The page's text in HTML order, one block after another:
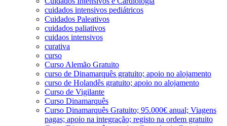
cuidados intensivos pediátricos
Cuidados Paleativos
cuidados paliativos
cuidaos intensivos
curativa
curso
Curso Alemão Gratuito
curso de Dinamarquês gratuito; apoio no alojamento
curso de Holandês gratuito; apoio no alojamento
Curso de Vigilante
Curso Dinamarquês
Curso Dinamarquês Gratuito; 95.000€ anual; Viagens
pagas; apoio na integração; registo na ordem gratuito